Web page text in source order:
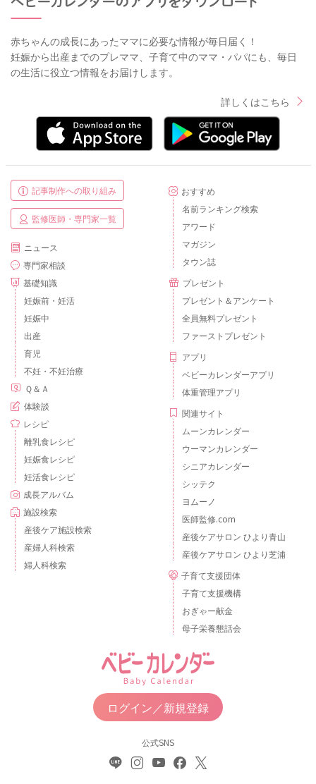
赤ちゃんの成長にあったママに必要な情報が毎日届く！
妊娠から出産までのプレママ、子育て中のママ・パパにも、毎日
の生活に役立つ情報をお届けします。
詳しくはこちら
記事制作への取り組み
監修医師・専門家一覧
ニュース
専門家相談
基礎知識
妊娠前・妊活
妊娠中
出産
育児
不妊・不妊治療
Ｑ＆Ａ
体験談
レシピ
離乳食レシピ
妊娠食レシピ
妊活食レシピ
成長アルバム
施設検索
産後ケア施設検索
産婦人科検索
婦人科検索
おすすめ
名前ランキング検索
アワード
マガジン
タウン誌
プレゼント
プレゼント＆アンケート
全員無料プレゼント
ファーストプレゼント
アプリ
ベビーカレンダーアプリ
体重管理アプリ
関連サイト
ムーンカレンダー
ウーマンカレンダー
シニアカレンダー
シッテク
ヨムーノ
医師監修.com
産後ケアサロン ひより青山
産後ケアサロン ひより芝浦
子育て支援団体
子育て支援機構
おぎゃー献金
母子栄養懇話会
ログイン／新規登録
公式SNS